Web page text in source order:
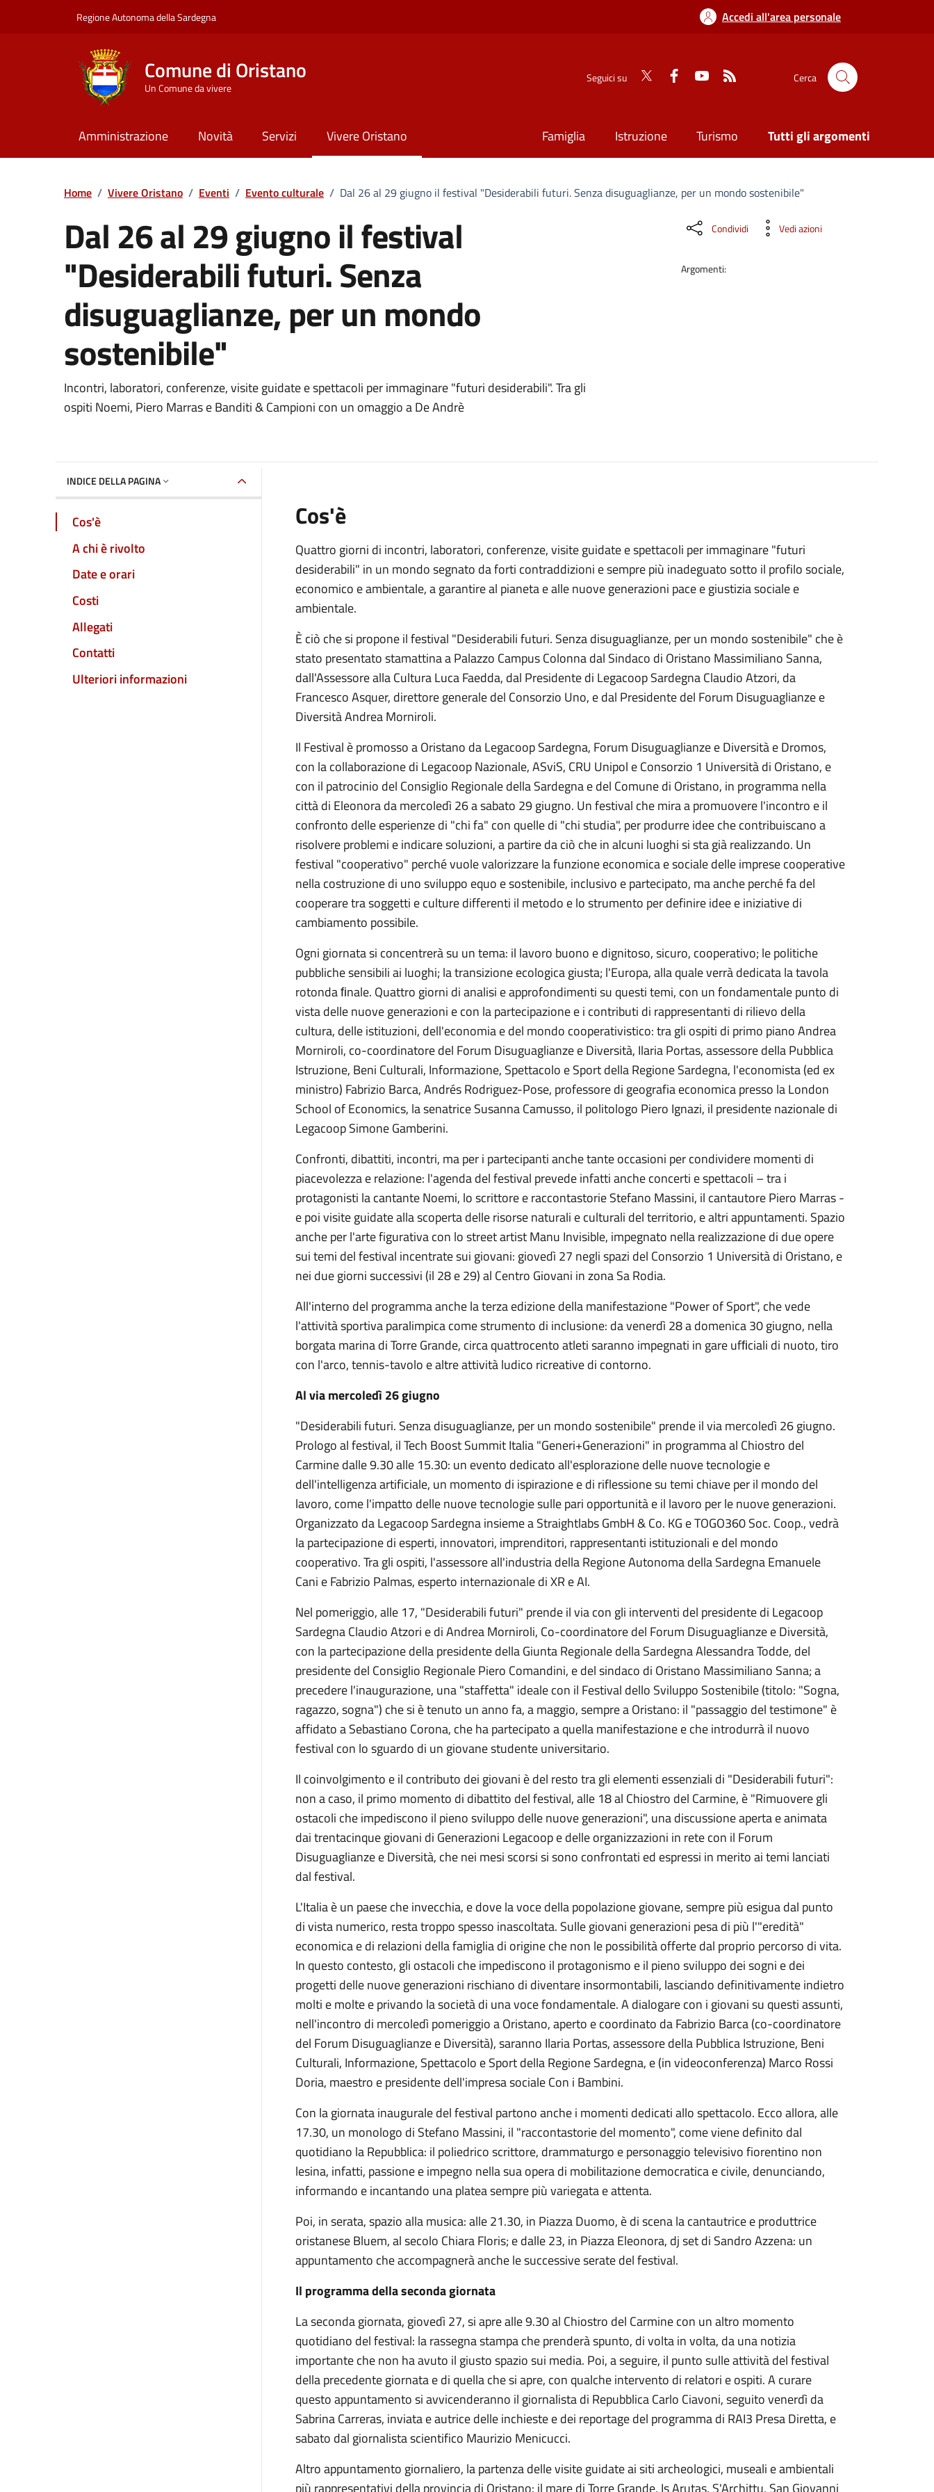
Regione Autonoma della Sardegna Accedi all'area personale
Comune di Oristano
Un Comune da vivere
Seguici su Cerca
Amministrazione Novità Servizi Vivere Oristano Famiglia Istruzione Turismo Tutti gli argomenti
Home / Vivere Oristano / Eventi / Evento culturale / Dal 26 al 29 giugno il festival "Desiderabili futuri. Senza disuguaglianze, per un mondo sostenibile"
Dal 26 al 29 giugno il festival
"Desiderabili futuri. Senza
disuguaglianze, per un mondo
sostenibile"
Dettaglio dell'evento
Incontri, laboratori, conferenze, visite guidate e spettacoli per immaginare "futuri desiderabili". Tra gli
ospiti Noemi, Piero Marras e Banditi & Campioni con un omaggio a De Andrè
Condividi Vedi azioni
Argomenti:
INDICE DELLA PAGINA
Cos'è
A chi è rivolto
Date e orari
Costi
Allegati
Contatti
Ulteriori informazioni
Cos'è
Quattro giorni di incontri, laboratori, conferenze, visite guidate e spettacoli per immaginare "futuri
desiderabili" in un mondo segnato da forti contraddizioni e sempre più inadeguato sotto il profilo sociale,
economico e ambientale, a garantire al pianeta e alle nuove generazioni pace e giustizia sociale e
ambientale.
È ciò che si propone il festival "Desiderabili futuri. Senza disuguaglianze, per un mondo sostenibile" che è
stato presentato stamattina a Palazzo Campus Colonna dal Sindaco di Oristano Massimiliano Sanna,
dall'Assessore alla Cultura Luca Faedda, dal Presidente di Legacoop Sardegna Claudio Atzori, da
Francesco Asquer, direttore generale del Consorzio Uno, e dal Presidente del Forum Disuguaglianze e
Diversità Andrea Morniroli.
Il Festival è promosso a Oristano da Legacoop Sardegna, Forum Disuguaglianze e Diversità e Dromos,
con la collaborazione di Legacoop Nazionale, ASviS, CRU Unipol e Consorzio 1 Università di Oristano, e
con il patrocinio del Consiglio Regionale della Sardegna e del Comune di Oristano, in programma nella
città di Eleonora da mercoledì 26 a sabato 29 giugno. Un festival che mira a promuovere l'incontro e il
confronto delle esperienze di "chi fa" con quelle di "chi studia", per produrre idee che contribuiscano a
risolvere problemi e indicare soluzioni, a partire da ciò che in alcuni luoghi si sta già realizzando. Un
festival "cooperativo" perché vuole valorizzare la funzione economica e sociale delle imprese cooperative
nella costruzione di uno sviluppo equo e sostenibile, inclusivo e partecipato, ma anche perché fa del
cooperare tra soggetti e culture differenti il metodo e lo strumento per definire idee e iniziative di
cambiamento possibile.
Ogni giornata si concentrerà su un tema: il lavoro buono e dignitoso, sicuro, cooperativo; le politiche
pubbliche sensibili ai luoghi; la transizione ecologica giusta; l'Europa, alla quale verrà dedicata la tavola
rotonda ﬁnale. Quattro giorni di analisi e approfondimenti su questi temi, con un fondamentale punto di
vista delle nuove generazioni e con la partecipazione e i contributi di rappresentanti di rilievo della
cultura, delle istituzioni, dell'economia e del mondo cooperativistico: tra gli ospiti di primo piano Andrea
Morniroli, co-coordinatore del Forum Disuguaglianze e Diversità, Ilaria Portas, assessore della Pubblica
Istruzione, Beni Culturali, Informazione, Spettacolo e Sport della Regione Sardegna, l'economista (ed ex
ministro) Fabrizio Barca, Andrés Rodriguez-Pose, professore di geografia economica presso la London
School of Economics, la senatrice Susanna Camusso, il politologo Piero Ignazi, il presidente nazionale di
Legacoop Simone Gamberini.
Confronti, dibattiti, incontri, ma per i partecipanti anche tante occasioni per condividere momenti di
piacevolezza e relazione: l'agenda del festival prevede infatti anche concerti e spettacoli – tra i
protagonisti la cantante Noemi, lo scrittore e raccontastorie Stefano Massini, il cantautore Piero Marras -
e poi visite guidate alla scoperta delle risorse naturali e culturali del territorio, e altri appuntamenti. Spazio
anche per l'arte figurativa con lo street artist Manu Invisible, impegnato nella realizzazione di due opere
sui temi del festival incentrate sui giovani: giovedì 27 negli spazi del Consorzio 1 Università di Oristano, e
nei due giorni successivi (il 28 e 29) al Centro Giovani in zona Sa Rodia.
All'interno del programma anche la terza edizione della manifestazione "Power of Sport", che vede
l'attività sportiva paralimpica come strumento di inclusione: da venerdì 28 a domenica 30 giugno, nella
borgata marina di Torre Grande, circa quattrocento atleti saranno impegnati in gare ufﬁciali di nuoto, tiro
con l'arco, tennis-tavolo e altre attività ludico ricreative di contorno.
Al via mercoledì 26 giugno
"Desiderabili futuri. Senza disuguaglianze, per un mondo sostenibile" prende il via mercoledì 26 giugno.
Prologo al festival, il Tech Boost Summit Italia "Generi+Generazioni" in programma al Chiostro del
Carmine dalle 9.30 alle 15.30: un evento dedicato all'esplorazione delle nuove tecnologie e
dell'intelligenza artificiale, un momento di ispirazione e di riflessione su temi chiave per il mondo del
lavoro, come l'impatto delle nuove tecnologie sulle pari opportunità e il lavoro per le nuove generazioni.
Organizzato da Legacoop Sardegna insieme a Straightlabs GmbH & Co. KG e TOGO360 Soc. Coop., vedrà
la partecipazione di esperti, innovatori, imprenditori, rappresentanti istituzionali e del mondo
cooperativo. Tra gli ospiti, l'assessore all'industria della Regione Autonoma della Sardegna Emanuele
Cani e Fabrizio Palmas, esperto internazionale di XR e AI.
Nel pomeriggio, alle 17, "Desiderabili futuri" prende il via con gli interventi del presidente di Legacoop
Sardegna Claudio Atzori e di Andrea Morniroli, Co-coordinatore del Forum Disuguaglianze e Diversità,
con la partecipazione della presidente della Giunta Regionale della Sardegna Alessandra Todde, del
presidente del Consiglio Regionale Piero Comandini, e del sindaco di Oristano Massimiliano Sanna; a
precedere l'inaugurazione, una "staffetta" ideale con il Festival dello Sviluppo Sostenibile (titolo: "Sogna,
ragazzo, sogna") che si è tenuto un anno fa, a maggio, sempre a Oristano: il "passaggio del testimone" è
affidato a Sebastiano Corona, che ha partecipato a quella manifestazione e che introdurrà il nuovo
festival con lo sguardo di un giovane studente universitario.
Il coinvolgimento e il contributo dei giovani è del resto tra gli elementi essenziali di "Desiderabili futuri":
non a caso, il primo momento di dibattito del festival, alle 18 al Chiostro del Carmine, è "Rimuovere gli
ostacoli che impediscono il pieno sviluppo delle nuove generazioni", una discussione aperta e animata
dai trentacinque giovani di Generazioni Legacoop e delle organizzazioni in rete con il Forum
Disuguaglianze e Diversità, che nei mesi scorsi si sono confrontati ed espressi in merito ai temi lanciati
dal festival.
L'Italia è un paese che invecchia, e dove la voce della popolazione giovane, sempre più esigua dal punto
di vista numerico, resta troppo spesso inascoltata. Sulle giovani generazioni pesa di più l'"eredità"
economica e di relazioni della famiglia di origine che non le possibilità offerte dal proprio percorso di vita.
In questo contesto, gli ostacoli che impediscono il protagonismo e il pieno sviluppo dei sogni e dei
progetti delle nuove generazioni rischiano di diventare insormontabili, lasciando definitivamente indietro
molti e molte e privando la società di una voce fondamentale. A dialogare con i giovani su questi assunti,
nell'incontro di mercoledì pomeriggio a Oristano, aperto e coordinato da Fabrizio Barca (co-coordinatore
del Forum Disuguaglianze e Diversità), saranno Ilaria Portas, assessore della Pubblica Istruzione, Beni
Culturali, Informazione, Spettacolo e Sport della Regione Sardegna, e (in videoconferenza) Marco Rossi
Doria, maestro e presidente dell'impresa sociale Con i Bambini.
Con la giornata inaugurale del festival partono anche i momenti dedicati allo spettacolo. Ecco allora, alle
17.30, un monologo di Stefano Massini, il "raccontastorie del momento", come viene definito dal
quotidiano la Repubblica: il poliedrico scrittore, drammaturgo e personaggio televisivo fiorentino non
lesina, infatti, passione e impegno nella sua opera di mobilitazione democratica e civile, denunciando,
informando e incantando una platea sempre più variegata e attenta.
Poi, in serata, spazio alla musica: alle 21.30, in Piazza Duomo, è di scena la cantautrice e produttrice
oristanese Bluem, al secolo Chiara Floris; e dalle 23, in Piazza Eleonora, dj set di Sandro Azzena: un
appuntamento che accompagnerà anche le successive serate del festival.
Il programma della seconda giornata
La seconda giornata, giovedì 27, si apre alle 9.30 al Chiostro del Carmine con un altro momento
quotidiano del festival: la rassegna stampa che prenderà spunto, di volta in volta, da una notizia
importante che non ha avuto il giusto spazio sui media. Poi, a seguire, il punto sulle attività del festival
della precedente giornata e di quella che si apre, con qualche intervento di relatori e ospiti. A curare
questo appuntamento si avvicenderanno il giornalista di Repubblica Carlo Ciavoni, seguito venerdì da
Sabrina Carreras, inviata e autrice delle inchieste e dei reportage del programma di RAI3 Presa Diretta, e
sabato dal giornalista scientifico Maurizio Menicucci.
Altro appuntamento giornaliero, la partenza delle visite guidate ai siti archeologici, museali e ambientali